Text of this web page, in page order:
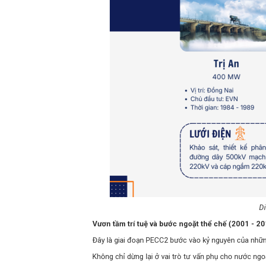
Vươn tầm trí tuệ và bước ngoặt thể chế (2001 -
Đây là giai đoạn PECC2 bước vào kỷ nguyên của
Không chỉ dừng lại ở vai trò tư vấn phụ cho nước